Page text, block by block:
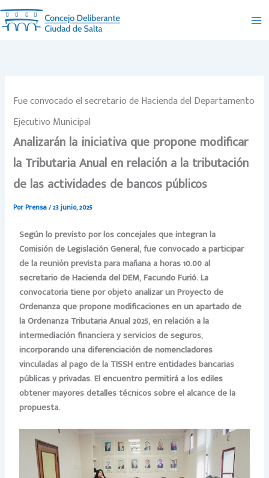
Ir
al
contenido
Fue convocado el secretario de Hacienda del Departamento
Ejecutivo Municipal
Analizarán la iniciativa que propone modificar
la Tributaria Anual en relación a la tributación
de las actividades de bancos públicos
PorPrensa/23 junio, 2025
Según lo previsto por los concejales que integran la
Comisión de Legislación General, fue convocado a participar
de la reunión prevista para mañana a horas 10.00 al
secretario de Hacienda del DEM, Facundo Furió. La
convocatoria tiene por objeto analizar un Proyecto de
Ordenanza que propone modificaciones en un apartado de
la Ordenanza Tributaria Anual 2025, en relación a la
intermediación financiera y servicios de seguros,
incorporando una diferenciación de nomencladores
vinculadas al pago de la TISSH entre entidades bancarias
públicas y privadas. El encuentro permitirá a los ediles
obtener mayores detalles técnicos sobre el alcance de la
propuesta.